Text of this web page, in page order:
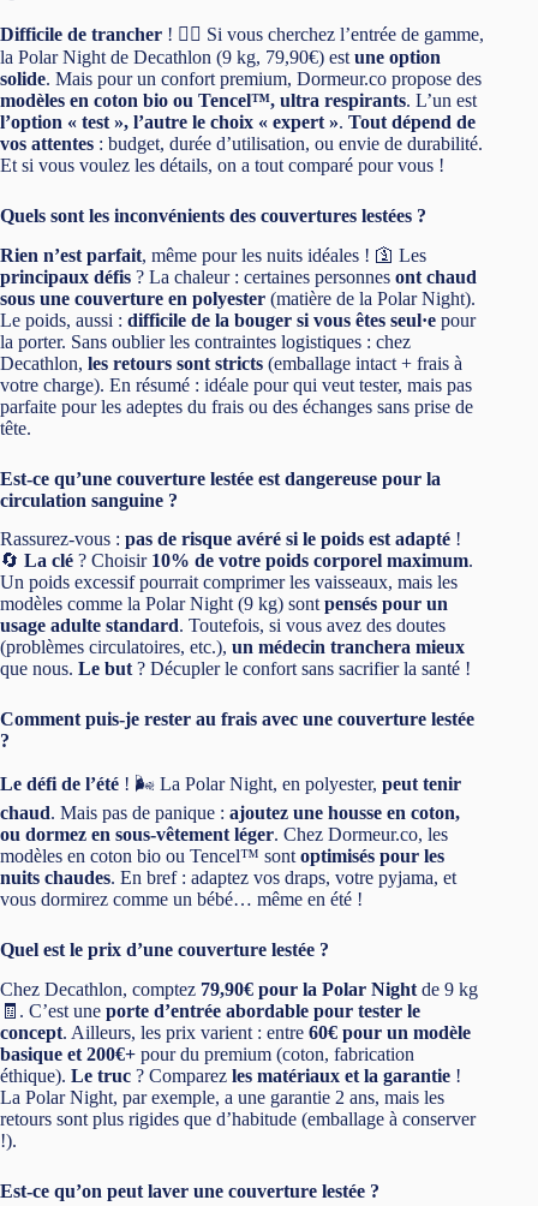
Difficile de trancher ! 🤷‍♂️ Si vous cherchez l’entrée de gamme,
la Polar Night de Decathlon (9 kg, 79,90€) est une option
solide. Mais pour un confort premium, Dormeur.co propose des
modèles en coton bio ou Tencel™, ultra respirants. L’un est
l’option « test », l’autre le choix « expert ». Tout dépend de
vos attentes : budget, durée d’utilisation, ou envie de durabilité.
Et si vous voulez les détails, on a tout comparé pour vous !
Quels sont les inconvénients des couvertures lestées ?
Rien n’est parfait, même pour les nuits idéales ! 🛐 Les
principaux défis ? La chaleur : certaines personnes ont chaud
sous une couverture en polyester (matière de la Polar Night).
Le poids, aussi : difficile de la bouger si vous êtes seul·e pour
la porter. Sans oublier les contraintes logistiques : chez
Decathlon, les retours sont stricts (emballage intact + frais à
votre charge). En résumé : idéale pour qui veut tester, mais pas
parfaite pour les adeptes du frais ou des échanges sans prise de
tête.
Est-ce qu’une couverture lestée est dangereuse pour la
circulation sanguine ?
Rassurez-vous : pas de risque avéré si le poids est adapté !
🔄 La clé ? Choisir 10% de votre poids corporel maximum.
Un poids excessif pourrait comprimer les vaisseaux, mais les
modèles comme la Polar Night (9 kg) sontpensés pour un
usage adulte standard. Toutefois, si vous avez des doutes
(problèmes circulatoires, etc.), un médecin tranchera mieux
que nous. Le but? Décupler le confort sans sacrifier la santé !
Comment puis-je rester au frais avec une couverture lestée
?
Le défi de l’été ! 🌬️ La Polar Night, en polyester, peut tenir
chaud. Mais pas de panique : ajoutez une housse en coton,
ou dormez en sous-vêtement léger. Chez Dormeur.co, les
modèles en coton bio ou Tencel™ sont optimisés pour les
nuits chaudes. En bref : adaptez vos draps, votre pyjama, et
vous dormirez comme un bébé… même en été !
Quel est le prix d’une couverture lestée ?
Chez Decathlon, comptez 79,90€ pour la Polar Night de 9 kg
🧾. C’est une porte d’entrée abordable pour tester le
concept. Ailleurs, les prix varient : entre 60€ pour un modèle
basique et 200€+ pour du premium (coton, fabrication
éthique). Le truc ? Comparez les matériaux et la garantie !
La Polar Night, par exemple, a une garantie 2 ans, mais les
retours sont plus rigides que d’habitude (emballage à conserver
!).
Est-ce qu’on peut laver une couverture lestée ?